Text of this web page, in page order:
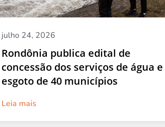
julho 24, 2026
Rondônia publica edital de
concessão dos serviços de água e
esgoto de 40 municípios
Leia mais